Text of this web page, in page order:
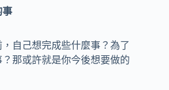
事
自己想完成些什麼事？為了
那或許就是你今後想要做的